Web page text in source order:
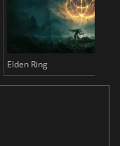
Elden Ring